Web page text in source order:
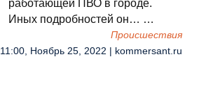
работающей ПВО в городе.
Иных подробностей он… …
Происшествия
11:00, Ноябрь 25, 2022 | kommersant.ru